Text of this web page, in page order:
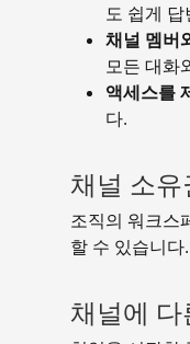
도 쉽게
채널 멤버
모든 대화
액세스를
다.
채널 소유
조직의 워크스
할 수 있습니다.
채널에